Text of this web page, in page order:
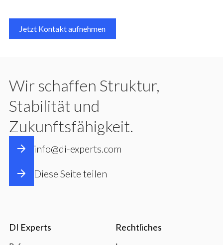
Jetzt Kontakt aufnehmen
Wir schaffen Struktur,
Stabilität und
Zukunftsfähigkeit.
info@di-experts.com
Diese Seite teilen
DI Experts Rechtliches